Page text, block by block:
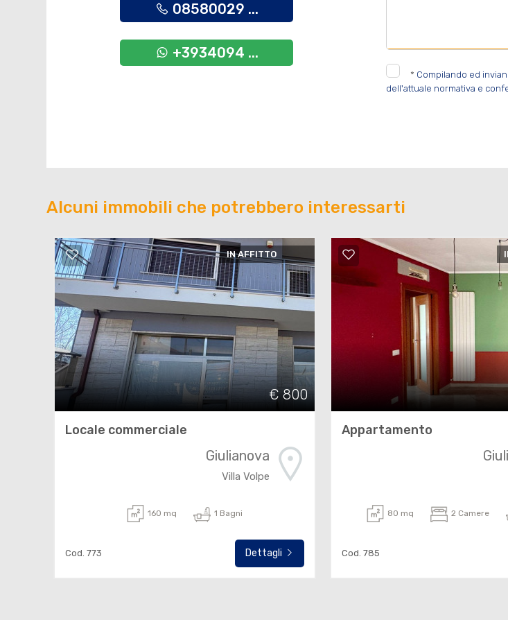
08580029 ...
+3934094 ...
* Compilando ed
dell'attuale normativa e
Alcuni immobili che potrebbero interessarti
IN AFFITTO
€ 800
Locale commerciale
Giulianova
Villa Volpe
160 mq 1 Bagni
Cod. 773 Dettagli
Appartamento
80 mq 2 Camere
Cod. 785